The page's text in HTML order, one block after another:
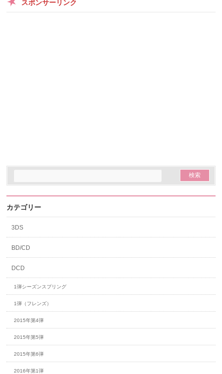
スポンサーリンク
カテゴリー
3DS
BD/CD
DCD
1弾シーズンスプリング
1弾（フレンズ）
2015年第4弾
2015年第5弾
2015年第6弾
2016年第1弾